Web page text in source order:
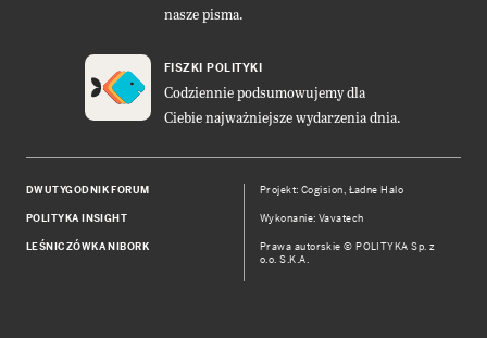
nasze pisma.
FISZKI POLITYKI
Codziennie podsumowujemy dla
Ciebie najważniejsze wydarzenia dnia.
DWUTYGODNIK FORUM
POLITYKA INSIGHT
LEŚNICZÓWKA NIBORK
Projekt:Cogision, Ładne Halo
Wykonanie: Vavatech
Prawa autorskie © POLITYKA Sp. z
o.o. S.K.A.